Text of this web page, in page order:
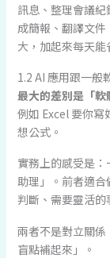
訊息、整理會議
成簡報、翻譯文
大，加起來每天能
1.2 AI 應用跟一般
最大的差別是「軟
例如 Excel 要你寫
想公式。
實務上的感受是
助理」。前者適
判斷、需要靈活的
兩者不是對立關
盲點補起來」。